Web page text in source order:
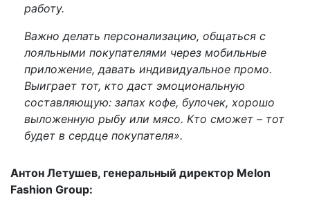
работу.
Важно делать персонализацию, общаться с
лояльными покупателями через мобильные
приложение, давать индивидуальное промо.
Выиграет тот, кто даст эмоциональную
составляющую: запах кофе, булочек, хорошо
выложенную рыбу или мясо. Кто сможет – тот
будет в сердце покупателя».
Антон Летушев, генеральный директор Melon
Fashion Group: